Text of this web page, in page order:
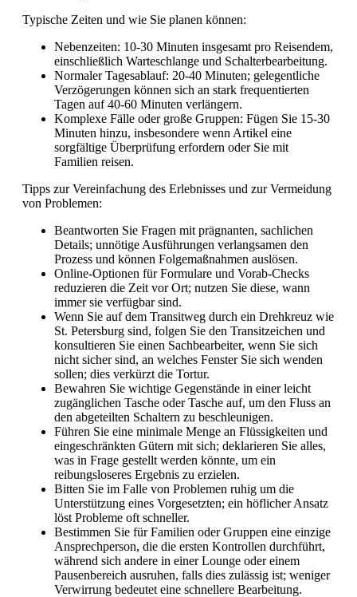
Typische Zeiten und wie Sie planen können:
Nebenzeiten: 10-30 Minuten insgesamt pro Reisendem,
einschließlich Warteschlange und Schalterbearbeitung.
Normaler Tagesablauf: 20-40 Minuten; gelegentliche
Verzögerungen können sich an stark frequentierten
Tagen auf 40-60 Minuten verlängern.
Komplexe Fälle oder große Gruppen: Fügen Sie 15-30
Minuten hinzu, insbesondere wenn Artikel eine
sorgfältige Überprüfung erfordern oder Sie mit
Familien reisen.
Tipps zur Vereinfachung des Erlebnisses und zur Vermeidung
von Problemen:
Beantworten Sie Fragen mit prägnanten, sachlichen
Details; unnötige Ausführungen verlangsamen den
Prozess und können Folgemaßnahmen auslösen.
Online-Optionen für Formulare und Vorab-Checks
reduzieren die Zeit vor Ort; nutzen Sie diese, wann
immer sie verfügbar sind.
Wenn Sie auf dem Transitweg durch ein Drehkreuz wie
St. Petersburg sind, folgen Sie den Transitzeichen und
konsultieren Sie einen Sachbearbeiter, wenn Sie sich
nicht sicher sind, an welches Fenster Sie sich wenden
sollen; dies verkürzt die Tortur.
Bewahren Sie wichtige Gegenstände in einer leicht
zugänglichen Tasche oder Tasche auf, um den Fluss an
den abgeteilten Schaltern zu beschleunigen.
Führen Sie eine minimale Menge an Flüssigkeiten und
eingeschränkten Gütern mit sich; deklarieren Sie alles,
was in Frage gestellt werden könnte, um ein
reibungsloseres Ergebnis zu erzielen.
Bitten Sie im Falle von Problemen ruhig um die
Unterstützung eines Vorgesetzten; ein höflicher Ansatz
löst Probleme oft schneller.
Bestimmen Sie für Familien oder Gruppen eine einzige
Ansprechperson, die die ersten Kontrollen durchführt,
während sich andere in einer Lounge oder einem
Pausenbereich ausruhen, falls dies zulässig ist; weniger
Verwirrung bedeutet eine schnellere Bearbeitung.